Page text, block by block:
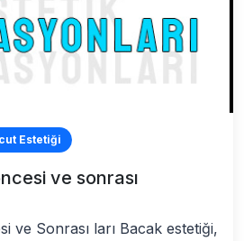
Estetiği
ve sonrası
ve Sonrası ları Bacak estetiği,